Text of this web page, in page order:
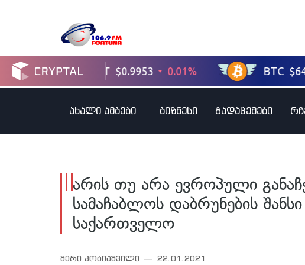
ახალი ამბები ბიზნესი გადაცემები
არის თუ არა ევროპული
სამაჩაბლოს დაბრუნების
საქართველო
მერი კობიაშვილი 22.01.2021